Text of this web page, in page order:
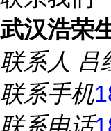
武汉浩荣
联系人 吕
联系手机
联系电话